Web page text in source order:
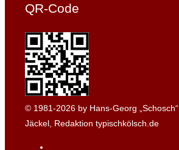
QR-Code
© 1981-2026 by Hans-Georg „Schosch“
Jäckel, Redaktion typischkölsch.de